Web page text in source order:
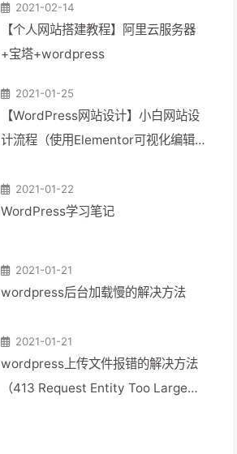
2021-02-14
【个人网站搭建教程】阿里云服务器
+宝塔+wordpress
2021-01-25
【WordPress网站设计】小白网站设
计流程（使用Elementor可视化编辑网
2021-01-22
WordPress学习笔记
2021-01-21
wordpress后台加载慢的解决方法
2021-01-21
wordpress上传文件报错的解决方法
（413 Request Entity Too Large、